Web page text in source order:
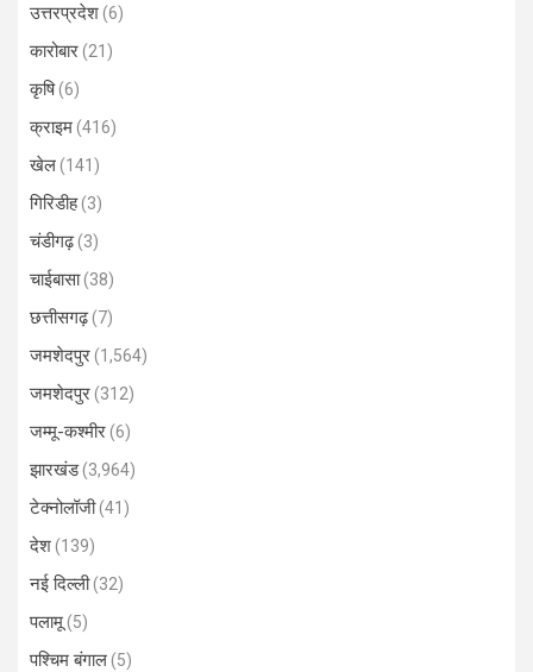
उत्तरप्रदेश(6)
कारोबार(21)
कृषि(6)
क्राइम(416)
खेल(141)
गिरिडीह(3)
चंडीगढ़(3)
चाईबासा(38)
छत्तीसगढ़(7)
जमशेदपुर(1,564)
जमशेदपुर(312)
जम्मू-कश्मीर(6)
झारखंड(3,964)
टेक्नोलॉजी(41)
देश(139)
नई दिल्ली(32)
पलामू(5)
पश्चिम बंगाल(5)